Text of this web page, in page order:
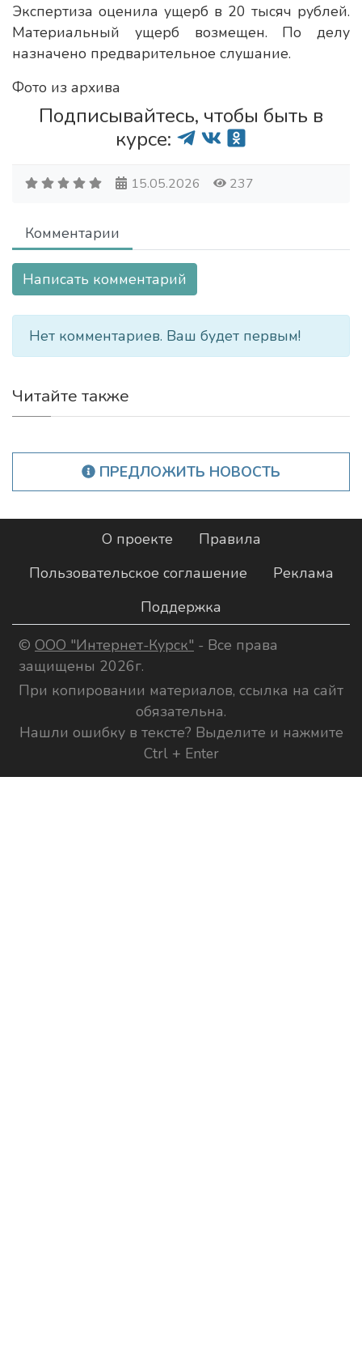
Экспертиза оценила ущерб в 20 тысяч рублей.
Материальный ущерб возмещен. По делу
назначено предварительное слушание.
Фото из архива
Подписывайтесь, чтобы быть в
курсе:
15.05.2026 237
Комментарии
Написать комментарий
Нет комментариев. Ваш будет первым!
Читайте также
ПРЕДЛОЖИТЬ НОВОСТЬ
О проекте
Правила
Пользовательское соглашение
Реклама
Поддержка
© ООО "Интернет-Курск" - Все права
защищены 2026г.
При копировании материалов, ссылка на сайт
обязательна.
Нашли ошибку в тексте? Выделите и нажмите
Ctrl + Enter